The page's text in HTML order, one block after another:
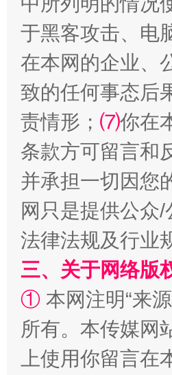
全民健身五年计划来了！等
阿坝州三大球赛在茂县开
于黑客攻击、电
在本网的企业、
致的任何事态后
责情形； ⑺你在
条款方可留言和
并承担一切因您
网只是提供公众
法律法规及行业
三、关于网络版
① 本网注明“来
所有。本传媒网
上使用你留言